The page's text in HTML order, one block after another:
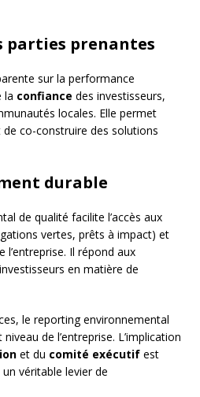
parties prenantes
sur la performance
la confiance des investisseurs,
locales. Elle permet
de co-construire des solutions
durable
de qualité facilite l’accès aux
vertes, prêts à impact) et
l’entreprise. Il répond aux
en matière de
le reporting environnemental
de l’entreprise. L’implication
et du comité exécutif est
véritable levier de